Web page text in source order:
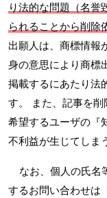
り法的な問題（名誉
られることから削除
出願人は、商標情報
身の意思により商標
掲載するにあたり法
す。 また、記事を
希望するユーザの『
不利益が生じてしま
なお、個人の氏名
するお問い合わせは